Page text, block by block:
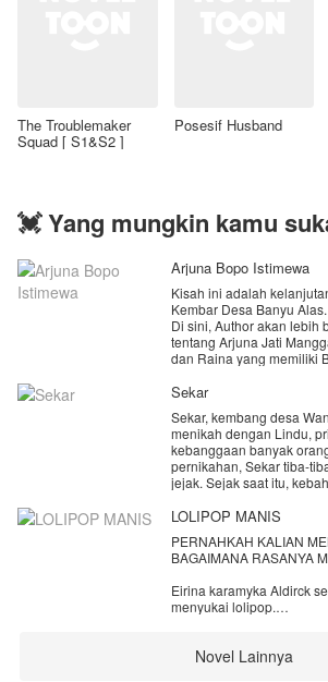
The Troublemaker
Squad [ S1&S2 ]
Posesif Husband
💓 Yang mungkin kamu
Arjuna Bopo Istimewa
Kisah ini adalah
Kembar Desa Banyu Alas.
Di sini, Author akan lebih
tentang Arjuna Jati
dan Raina yang memiliki
sesuatu yang istimewa.
tahun lamanya. Jadi,
Batu Panca Warna yang
Author juga akan
Kakak Angkat Arjuna dan
yaitu si kembar,
hilangkan demi bisa
Agar bisa mengerti
dahulu Novel Cinta Ugal -
pembaca yang belum
tersebut.
Happy Reading
Sekar
Sekar, kembang desa
menikah dengan Lindu,
kebanggaan banyak
pernikahan, Sekar tiba-
jejak. Sejak saat itu,
mengira jika Sekar kabur
Beberapa bulan
menghantui desa
ketakutan.
LOLIPOP MANIS
PERNAHKAH KALIAN
BAGAIMANA RASANYA
Eirina karamyka Aldirck
menyukai lolipop.
NONTON LOLIPOP
Novel Lainnya